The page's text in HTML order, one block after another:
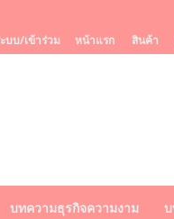
บบ/เข้าร่วม หน้าแรก สินค้า
บทความธุรกิจความงาม